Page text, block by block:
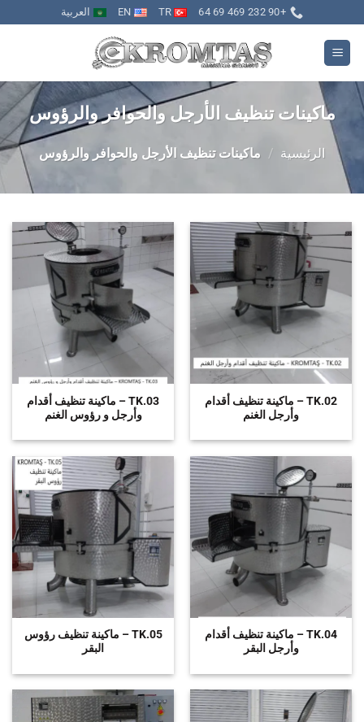
للمحتوى
+90 232 469 69 64
TR
EN العربية
ماكينات تنظيف الأرجل والحوافر والرؤوس
الرئيسية / ماكينات تنظيف الأرجل والحوافر والرؤوس
TK.02 – ماكينة تنظيف أقدام
وأرجل الغنم
TK.03 – ماكينة تنظيف أقدام
وأرجل و رؤوس الغنم
TK.04 – ماكينة تنظيف أقدام
وأرجل البقر
TK.05 – ماكينة تنظيف رؤوس
البقر